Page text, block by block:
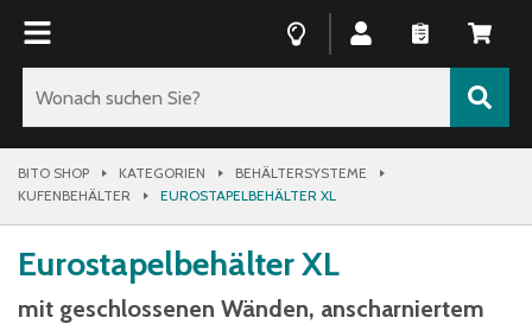
BITO SHOP KATEGORIEN
BEHÄLTERSYSTEME
KUFENBEHÄLTER
EUROSTAPELBEHÄLTER XL
Eurostapelbehälter XL
mit geschlossenen Wänden, anscharniertem